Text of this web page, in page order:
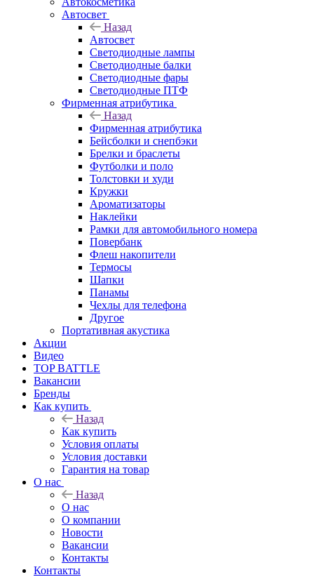
Автосвет
Назад
Автосвет
Светодиодные лампы
Светодиодные балки
Светодиодные фары
Светодиодные ПТФ
Фирменная атрибутика
Назад
Фирменная атрибутика
Бейсболки и снепбэки
Брелки и браслеты
Футболки и поло
Толстовки и худи
Кружки
Ароматизаторы
Наклейки
Рамки для автомобильного номера
Повербанк
Флеш накопители
Термосы
Шапки
Панамы
Чехлы для телефона
Другое
Портативная акустика
Акции
Видео
TOP BATTLE
Вакансии
Бренды
Как купить
Назад
Как купить
Условия оплаты
Условия доставки
Гарантия на товар
О нас
Назад
О нас
О компании
Новости
Вакансии
Контакты
Контакты